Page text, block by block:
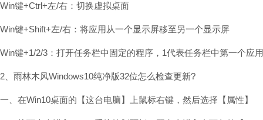
Win键+Ctrl+左/右：切换虚拟桌面
Win键+Shift+左/右：将应用从一个显示屏移至另一个显示屏
Win键+1/2/3：打开任务栏中固定的程序，1代表任务栏中第一个应
2、雨林木风Windows10纯净版32位怎么检查更新?
一、在Win10桌面的【这台电脑】上鼠标右键，然后选择【属性】